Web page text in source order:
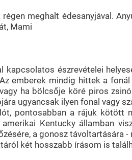
meghalt édesanyjával.
Mami
kapcsolatos észrevételei
emberek mindig hittek a
ha bölcsője köré piros
ugyancsak ilyen fonal vagy
pontosabban a rájuk kötött
Kentucky államban
a gonosz távoltartására
két hosszabb írásom is